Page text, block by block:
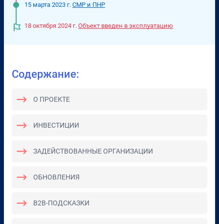
15 марта 2023 г. СМР и ПНР
18 октября 2024 г. Объект введен в эксплуатацию
Содержание:
О ПРОЕКТЕ
ИНВЕСТИЦИИ
ЗАДЕЙСТВОВАННЫЕ ОРГАНИЗАЦИИ
ОБНОВЛЕНИЯ
B2B-ПОДСКАЗКИ